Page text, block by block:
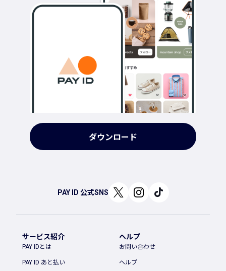
ダウンロード
PAY ID 公式SNS
サービス紹介
PAY IDとは
PAY ID あと払い
ヘルプ
お問い合わせ
ヘルプ